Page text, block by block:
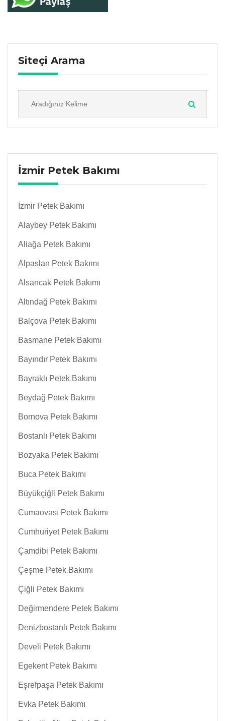
Siteçi Arama
İzmir Petek Bakımı
İzmir Petek Bakımı
Alaybey Petek Bakımı
Aliağa Petek Bakımı
Alpaslan Petek Bakımı
Alsancak Petek Bakımı
Altındağ Petek Bakımı
Balçova Petek Bakımı
Basmane Petek Bakımı
Bayındır Petek Bakımı
Bayraklı Petek Bakımı
Beydağ Petek Bakımı
Bornova Petek Bakımı
Bostanlı Petek Bakımı
Bozyaka Petek Bakımı
Buca Petek Bakımı
Büyükçiğli Petek Bakımı
Cumaovası Petek Bakımı
Cumhuriyet Petek Bakımı
Çamdibi Petek Bakımı
Çeşme Petek Bakımı
Çiğli Petek Bakımı
Değirmendere Petek Bakımı
Denizbostanlı Petek Bakımı
Develi Petek Bakımı
Egekent Petek Bakımı
Eşrefpaşa Petek Bakımı
Evka Petek Bakımı